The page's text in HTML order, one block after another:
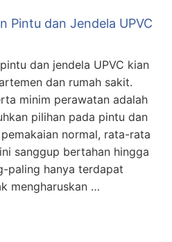
Pintu dan Jendela UPVC
dan jendela UPVC kian
dan rumah sakit.
minim perawatan adalah
pilihan pada pintu dan
normal, rata-rata
sanggup bertahan hingga
paling hanya terdapat
mengharuskan …